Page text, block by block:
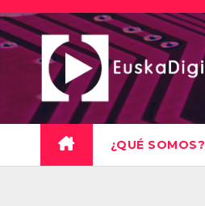
Saltar
al
contenido
¿QUÉ SOMOS?